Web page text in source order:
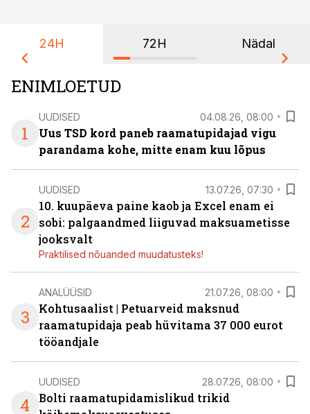
24H 72H Nädal
ENIMLOETUD
1
UUDISED 04.08.26, 08:00
Uus TSD kord paneb raamatupidajad vigu
parandama kohe, mitte enam kuu lõpus
2
UUDISED 13.07.26, 07:30
10. kuupäeva paine kaob ja Excel enam ei
sobi: palgaandmed liiguvad maksuametisse
jooksvalt
Praktilised nõuanded muudatusteks!
3
ANALÜÜSID 21.07.26, 08:00
Kohtusaalist | Petuarveid maksnud
raamatupidaja peab hüvitama 37 000 eurot
tööandjale
4
UUDISED 28.07.26, 08:00
Bolti raamatupidamislikud trikid